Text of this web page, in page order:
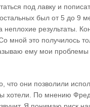
под лавку и
был от 5 до 9
неплохие результаты.
мной это получилось
ему мои
что они позволили
хотели. По мнению